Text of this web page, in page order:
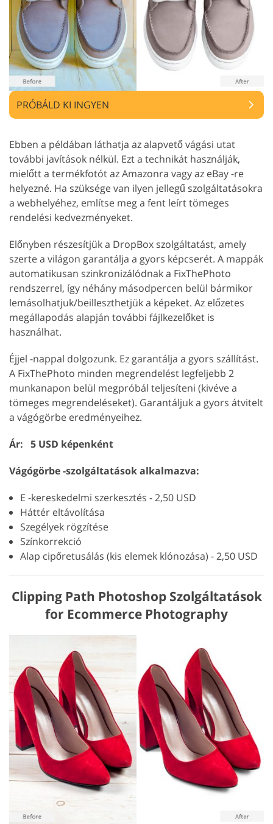
PRÓBÁLD KI INGYEN
Ebben a példában láthatja az alapvető vágási utat
további javítások nélkül. Ezt a technikát használják,
mielőtt a termékfotót az Amazonra vagy az eBay -re
helyezné. Ha szüksége van ilyen jellegű szolgáltatásokra
a webhelyéhez, említse meg a fent leírt tömeges
rendelési kedvezményeket.
Előnyben részesítjük a DropBox szolgáltatást, amely
szerte a világon garantálja a gyors képcserét. A mappák
automatikusan szinkronizálódnak a FixThePhoto
rendszerrel, így néhány másodpercen belül bármikor
lemásolhatjuk/beilleszthetjük a képeket. Az előzetes
megállapodás alapján további fájlkezelőket is
használhat.
Éjjel -nappal dolgozunk. Ez garantálja a gyors szállítást.
A FixThePhoto minden megrendelést legfeljebb 2
munkanapon belül megpróbál teljesíteni (kivéve a
tömeges megrendeléseket). Garantáljuk a gyors átvitelt
a vágógörbe eredményeihez.
Ár: 5 USD képenként
Vágógörbe -szolgáltatások alkalmazva:
E -kereskedelmi szerkesztés - 2,50 USD
Háttér eltávolítása
Szegélyek rögzítése
Színkorrekció
Alap cipőretusálás (kis elemek klónozása) - 2,50 USD
Clipping Path Photoshop Szolgáltatások
for Ecommerce Photography